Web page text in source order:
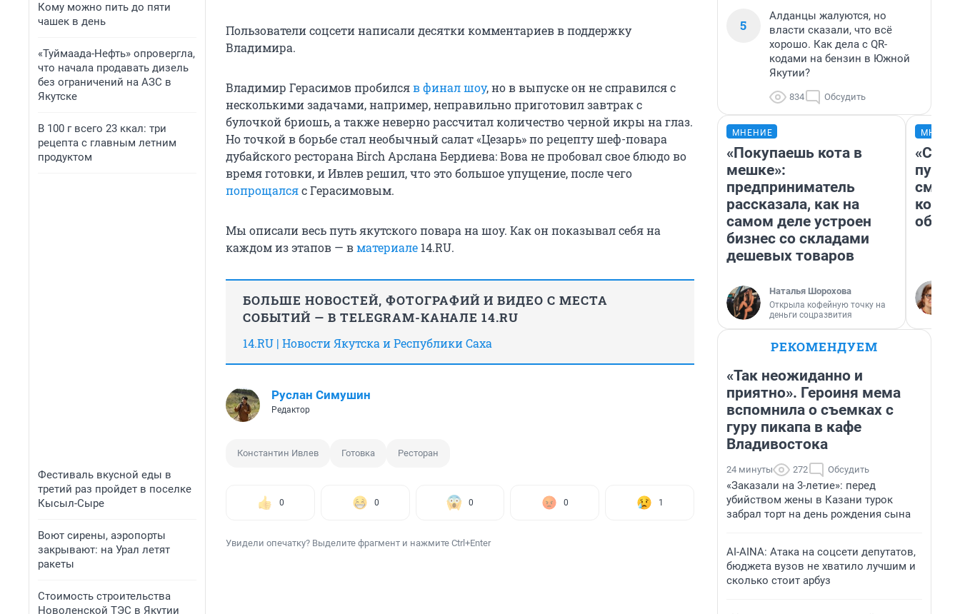
Кому можно пить до пяти
чашек в день
«Туймаада-Нефть» опровергла,
что начала продавать дизель
без ограничений на АЗС в
Якутске
В 100 г всего 23 ккал: три
рецепта с главным летним
продуктом
Фестиваль вкусной еды в
третий раз пройдет в поселке
Кысыл-Сыре
Воют сирены, аэропорты
закрывают: на Урал летят
ракеты
Стоимость строительства
Новоленской ТЭС в Якутии
Пользователи соцсети написали десятки комментариев в поддержку
Владимира.
Владимир Герасимов пробилсяв финал шоу, но в выпуске он не справился с
несколькими задачами, например, неправильно приготовил завтрак с
булочкой бриошь, а также неверно рассчитал количество черной икры на глаз.
Но точкой в борьбе стал необычный салат «Цезарь» по рецепту шеф-повара
дубайского ресторана Birch Арслана Бердиева: Вова не пробовал свое блюдо во
время готовки, и Ивлев решил, что это большое упущение, после чего
попрощалсяс Герасимовым.
Мы описали весь путь якутского повара на шоу. Как он показывал себя на
каждом из этапов — вматериале 14.RU.
БОЛЬШЕ НОВОСТЕЙ, ФОТОГРАФИЙ И ВИДЕО С МЕСТА
СОБЫТИЙ — В TELEGRAM-КАНАЛЕ 14.RU
14.RU | Новости Якутска и Республики Саха
Руслан Симушин
Редактор
Константин Ивлев Готовка Ресторан
0 0 0 0 1
Увидели опечатку? Выделите фрагмент и нажмите Ctrl+Enter
5
Алданцы жалуются, но
власти сказали, что всё
хорошо. Как дела с QR-
кодами на бензин в Южной
Якутии?
834 Обсудить
МНЕНИЕ
«Покупаешь кота в
мешке»:
предприниматель
рассказала, как на
самом деле устроен
бизнес со складами
дешевых товаров
Наталья Шорохова
Открыла кофейную точку на
деньги соцразвития
РЕКОМЕНДУЕМ
«Так неожиданно и
приятно». Героиня мема
вспомнила о съемках с
гуру пикапа в кафе
Владивостока
24 минуты 272 Обсудить
«Заказали на 3-летие»: перед
убийством жены в Казани турок
забрал торт на день рождения сына
AI-AINA: Атака на соцсети депутатов,
бюджета вузов не хватило лучшим и
сколько стоит арбуз